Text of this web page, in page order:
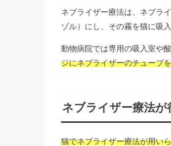
ネブライザー療法は、ネブラ
ゾル）にし、その霧を猫に吸
動物病院では専用の吸入室や
ジにネブライザーのチューブ
ネブライザー療法
猫でネブライザー療法が用い